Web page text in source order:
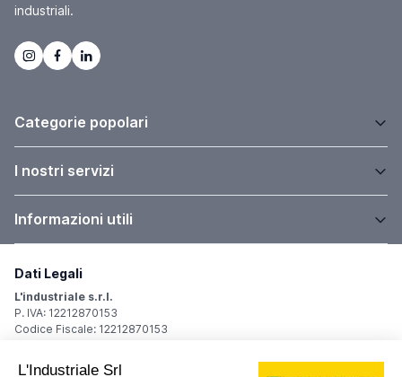
industriali.
Categorie popolari
I nostri servizi
Informazioni utili
Dati Legali
L'industriale s.r.l.
P. IVA: 12212870153
Codice Fiscale: 12212870153
Sede Legale